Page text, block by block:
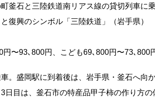
釜石と三陸鉄道南リアス線の貸切列車に
復興のシンボル「三陸鉄道」（岩手県）
〜93､800円、こども69､800円〜73､800
。盛岡駅に到着後は、岩手県・釜石へ向
日目は、釜石市の特産品甲子柿の作り方